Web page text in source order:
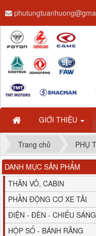
GIỚI THIỆU
Trang chủ PHỤ
DANH MỤC SẢN PHẨM
THÂN VỎ, CABIN
PHẦN ĐỘNG CƠ XE TẢI
ĐIỆN - ĐÈN - CHIẾU SÁNG
HỘP SỐ - BÁNH RĂNG
Dây ga CAMC H08 dài
2.68m
Bình nước phụ
Chenglong hải âu...